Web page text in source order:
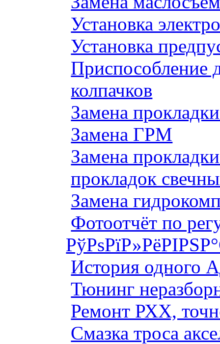
Установка
Установка
Приспособление
колпачков
Замена
Замена ГРМ
Замена
прокладок
Замена
Фотоотчёт по
История одного
Тюнинг
Ремонт РХХ,
Смазка троса